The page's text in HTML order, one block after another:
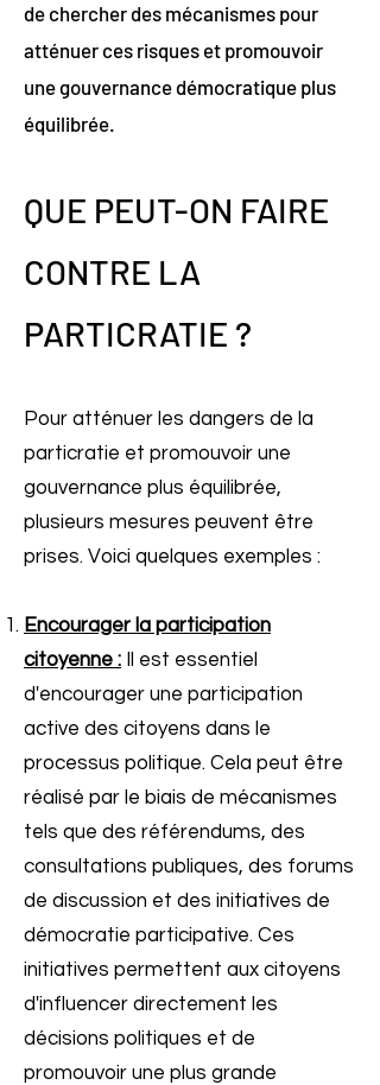
de chercher des mécanismes pour
atténuer ces risques et promouvoir
une gouvernance démocratique plus
équilibrée.
QUE PEUT-ON FAIRE
CONTRE LA
PARTICRATIE ?
Pour atténuer les dangers de la
particratie et promouvoir une
gouvernance plus équilibrée,
plusieurs mesures peuvent être
prises. Voici quelques exemples :
Encourager la participation
citoyenne : Il est essentiel
d'encourager une participation
active des citoyens dans le
processus politique. Cela peut être
réalisé par le biais de mécanismes
tels que des référendums, des
consultations publiques, des forums
de discussion et des initiatives de
démocratie participative. Ces
initiatives permettent aux citoyens
d'influencer directement les
décisions politiques et de
promouvoir une plus grande